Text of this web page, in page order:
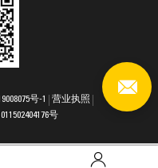
号-1
营业执照
号